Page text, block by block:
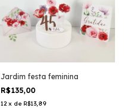
Jardim festa feminina
R$135,00
12 x de R$13,89